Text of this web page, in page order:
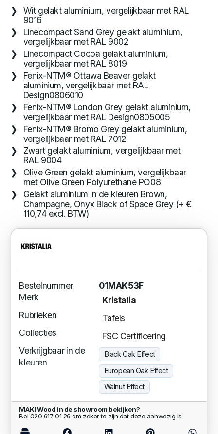
Wit gelakt aluminium, vergelijkbaar met RAL
9016
Linecompact Sand Grey gelakt aluminium,
vergelijkbaar met RAL 9002
Linecompact Cocoa gelakt aluminium,
vergelijkbaar met RAL 8019
Fenix-NTM® Ottawa Beaver gelakt
aluminium, vergelijkbaar met RAL
Design0806010
Fenix-NTM® London Grey gelakt aluminium,
vergelijkbaar met RAL Design0805005
Fenix-NTM® Bromo Grey gelakt aluminium,
vergelijkbaar met RAL 7012
Zwart gelakt aluminium, vergelijkbaar met
RAL 9004
Olive Green gelakt aluminium, vergelijkbaar
met Olive Green Polyurethane PO08
Gelakt aluminium in de kleuren Brown,
Champagne, Onyx Black of Space Grey (+ €
110,74 excl. BTW)
Bestelnummer
01MAK53F
Merk
Kristalia
Rubrieken
Tafels
Collecties
FSC Certificering
Verkrijgbaar in de
kleuren
Black Oak Effect
European Oak Effect
Walnut Effect
MAKI Wood in de showroom bekijken?
Bel 020 617 01 26 om zeker te zijn dat deze aanwezig is.